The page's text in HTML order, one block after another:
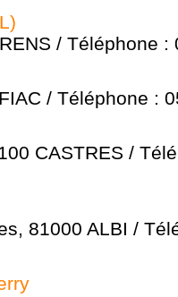
/ Téléphone :
/ Téléphone :
CASTRES /
81000 ALBI /